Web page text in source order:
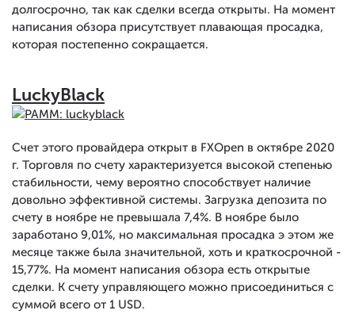
долгосрочно, так как сделки всегда открыты. На момент
написания обзора присутствует плавающая просадка,
которая постепенно сокращается.
LuckyBlack
Счет этого провайдера открыт в FXOpen в октябре 2020
г. Торговля по счету характеризуется высокой степенью
стабильности, чему вероятно способствует наличие
довольно эффективной системы. Загрузка депозита по
счету в ноябре не превышала 7,4%. В ноябре было
заработано 9,01%, но максимальная просадка э этом же
месяце также была значительной, хоть и краткосрочной -
15,77%. На момент написания обзора есть открытые
сделки. К счету управляющего можно присоединиться с
суммой всего от 1 USD.